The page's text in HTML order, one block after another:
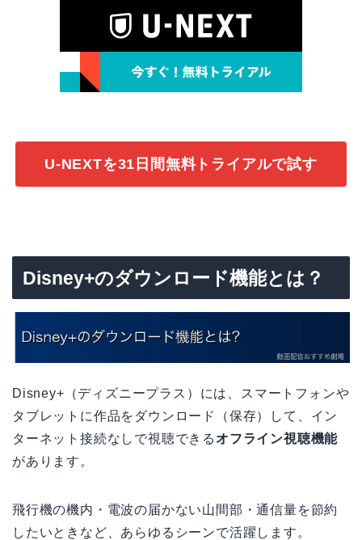
U-NEXTを31日間無料トライアルで試す
Disney+のダウンロード機能とは？
Disney+（ディズニープラス）には、スマートフォンや
タブレットに作品をダウンロード（保存）して、イン
ターネット接続なしで視聴できる オフライン視聴機能
があります。
飛行機の機内・電波の届かない山間部・通信量を節約
したいときなど、あらゆるシーンで活躍します。